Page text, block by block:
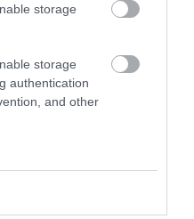
storage
storage
authentication
and other